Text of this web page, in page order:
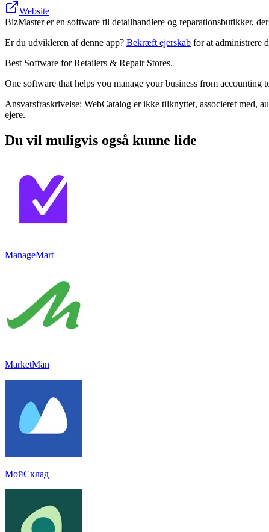
Website
BizMaster er en software til detailhandlere og reparationsbutikker,
Er du udvikleren af denne app? Bekræft ejerskab for at administrere
Best Software for Retailers & Repair Stores.
One software that helps you manage your business from
Ansvarsfraskrivelse: WebCatalog er ikke tilknyttet, associeret med,
ejere.
Du vil muligvis også kunne lide
ManageMart
MarketMan
МойСклад